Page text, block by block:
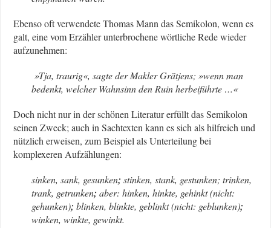
Ebenso oft verwendete Thomas Mann das Semikolon, wenn es
galt, eine vom Erzähler unterbrochene wörtliche Rede wieder
aufzunehmen:
»Tja, traurig«, sagte der Makler Grätjens; »wenn man
bedenkt, welcher Wahnsinn den Ruin herbeiführte …«
Doch nicht nur in der schönen Literatur erfüllt das Semikolon
seinen Zweck; auch in Sachtexten kann es sich als hilfreich und
nützlich erweisen, zum Beispiel als Unterteilung bei
komplexeren Aufzählungen:
sinken, sank, gesunken; stinken, stank, gestunken; trinken,
trank, getrunken; aber: hinken, hinkte, gehinkt (nicht:
gehunken); blinken, blinkte, geblinkt (nicht: geblunken);
winken, winkte, gewinkt.